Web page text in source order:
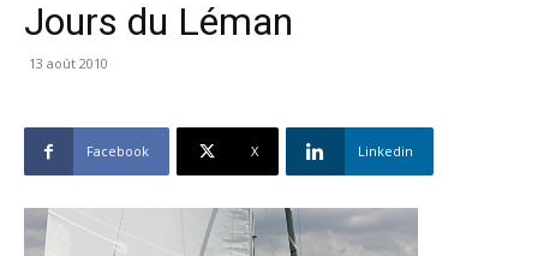
Jours du Léman
13 août 2010
Facebook X Linkedin